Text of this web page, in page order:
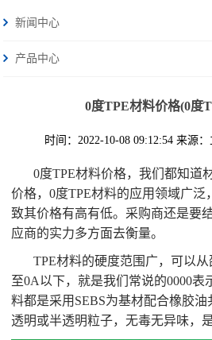
新闻中心
产品中心
0度TPE材料价格(0度
时间：2022-10-08 09:12:54 来源：
0度TPE材料价格，我们都知道
价格，0度TPE材料的应用领域广泛
致其价格有高有低。采购商还是要
应商的实力多方面去衡量。
TPE材料的硬度范围广，可以
至0A以下，就是我们常说的0000表
料都是采用SEBS为基材配合橡胶
透明或半透明粒子，无毒无异味，